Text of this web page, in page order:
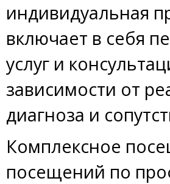
индивидуальная
включает в себя
услуг и
зависимости от
диагноза и
Комплексное
посещений по